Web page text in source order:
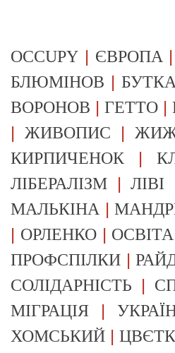
OCCUPY | ЄВРОПА |
БЛЮМІНОВ |
ВОРОНОВ |ГЕТТО |
|ЖИВОПИС |
КИРПИЧЕНОК |
ЛІБЕРАЛІЗМ |ЛІВІ
МАЛЬКІНА |
| ОРЛЕНКО| ОСВІТА
ПРОФСПІЛКИ |
СОЛІДАРНІСТЬ |
МІГРАЦІЯ |
ХОМСЬКИЙ |